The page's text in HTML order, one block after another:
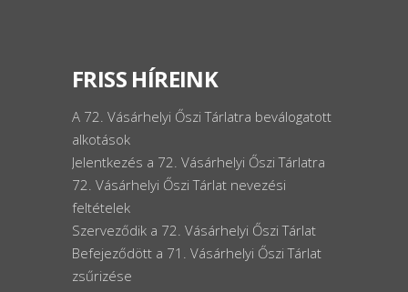
FRISS HÍREINK
A 72. Vásárhelyi Őszi Tárlatra beválogatott
alkotások
Jelentkezés a 72. Vásárhelyi Őszi Tárlatra
72. Vásárhelyi Őszi Tárlat nevezési
feltételek
Szerveződik a 72. Vásárhelyi Őszi Tárlat
Befejeződött a 71. Vásárhelyi Őszi Tárlat
zsűrizése